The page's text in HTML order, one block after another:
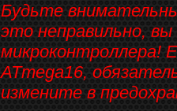
Будьте
это неправильно,
микроконтроллера!
ATmega16,
измените в